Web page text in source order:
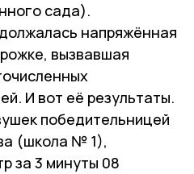
сада).
напряжённая
вызвавшая
И вот её результаты.
победительницей
(школа № 1),
за 3 минуты 08